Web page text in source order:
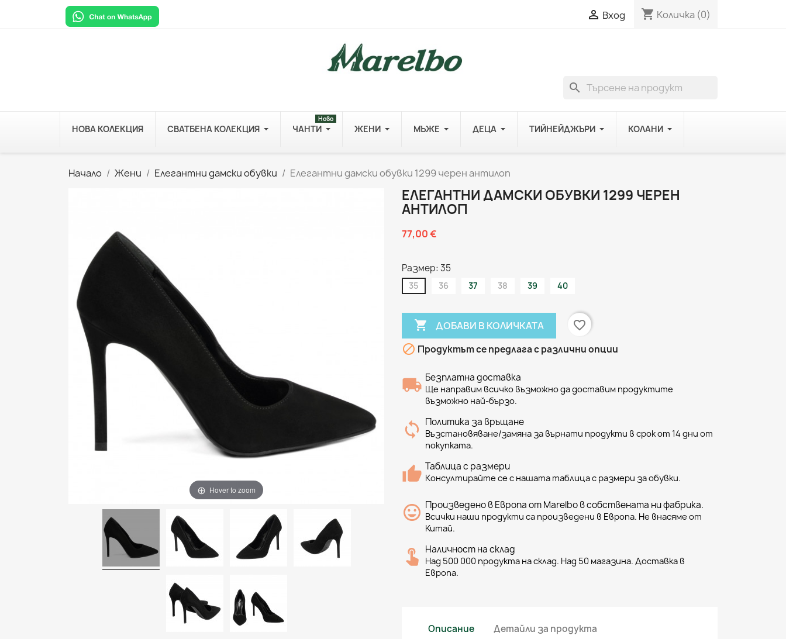
 Вход shopping_cart Количка (0)
search
НОВА КОЛЕКЦИЯ СВАТБЕНА КОЛЕКЦИЯ ЧАНТИ
Ново
ЖЕНИ МЪЖЕ ДЕЦА ТИЙНЕЙДЖЪРИ КОЛАНИ
Начало Жени Елегантни дамски обувки Елегантни дамски обувки 1299 черен антилоп
Hover to zoom
ЕЛЕГАНТНИ ДАМСКИ ОБУВКИ 1299 ЧЕРЕН
АНТИЛОП
77,00 €
Размер: 35
35 36 37 38 39 40
 ДОБАВИ В КОЛИЧКАТА
favorite_border
 Продуктът се предлага с различни опции
Безплатна доставка
Ще направим всичко възможно да доставим продуктите
възможно най-бързо.
Политика за връщане
Възстановяване/замяна за върнати продукти в срок от 14 дни от
покупката.
Таблица с размери
Консултирайте се с нашата таблица с размери за обувки.
Произведено в Европа от Marelbo в собствената ни фабрика.
Всички наши продукти са произведени в Европа. Не внасяме от
Китай.
Наличност на склад
Над 500 000 продукта на склад. Над 50 магазина. Доставка в
Европа.
Описание Детайли за продукта